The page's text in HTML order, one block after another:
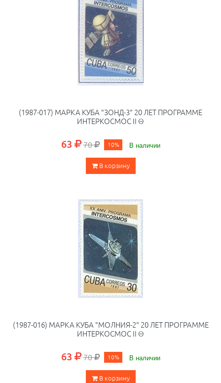
(1987-017) МАРКА КУБА "ЗОНД-3" 20 ЛЕТ ПРОГРАММЕ
ИНТЕРКОСМОС II Θ
63 70 10% В наличии
В корзину
(1987-016) МАРКА КУБА "МОЛНИЯ-2" 20 ЛЕТ ПРОГРАММЕ
ИНТЕРКОСМОС II Θ
63 70 10% В наличии
В корзину